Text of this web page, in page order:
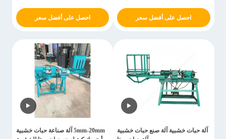
احصل على أفضل سعر احصل على أفضل سعر
آلة حبات خشبية آلة صنع حبات خشبية
5mm-20mm آلة صناعة حبات خشبية